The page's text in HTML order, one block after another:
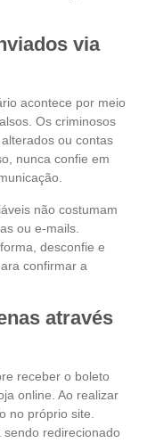
via
acontece por meio
Os criminosos
ou contas
nunca confie em
não costumam
ou e-mails.
desconfie e
confirmar a
através
receber o boleto
online. Ao realizar
no próprio site.
redirecionado